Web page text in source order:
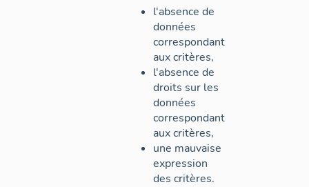
l'absence de
données
correspondant
aux critères,
l'absence de
droits sur les
données
correspondant
aux critères,
une mauvaise
expression
des critères.